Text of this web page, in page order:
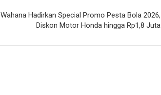
Wahana Hadirkan Special Promo Pesta Bola 2026,
Diskon Motor Honda hingga Rp1,8 Juta